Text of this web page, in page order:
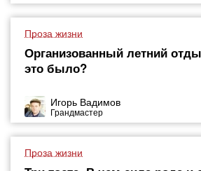
Проза жизни
Организованный летний
это было?
Игорь Вадимов
Грандмастер
Проза жизни